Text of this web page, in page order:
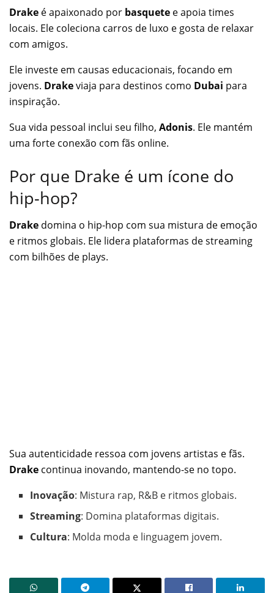
Drake é apaixonado por basquete e apoia times
locais. Ele coleciona carros de luxo e gosta de relaxar
com amigos.
Ele investe em causas educacionais, focando em
jovens. Drakeviaja para destinos como Dubai para
inspiração.
Sua vida pessoal inclui seu filho, Adonis. Ele mantém
uma forte conexão com fãs online.
Por que Drake é um ícone do
hip-hop?
Drake domina o hip-hop com sua mistura de emoção
e ritmos globais. Ele lidera plataformas de streaming
com bilhões de plays.
Sua autenticidade ressoa com jovens artistas e fãs.
Drake continua inovando, mantendo-se no topo.
Inovação: Mistura rap, R&B e ritmos globais.
Streaming: Domina plataformas digitais.
Cultura: Molda moda e linguagem jovem.